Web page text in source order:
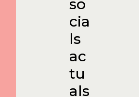
so
cia
ls
ac
tu
als